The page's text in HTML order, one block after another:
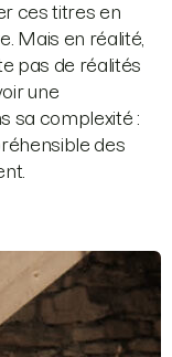
ces titres en
Mais en réalité,
pas de réalités
une
sa complexité :
des